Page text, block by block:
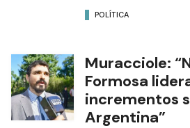
POLÍTICA
Muracciole:
Formosa
incrementos
Argentina”